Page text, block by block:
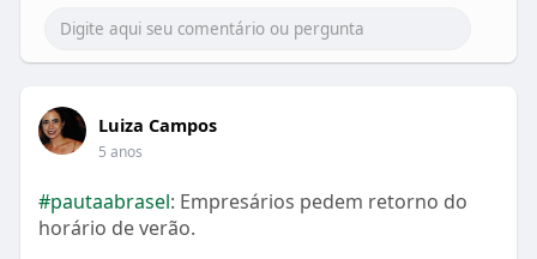
Luiza Campos
5 anos
#pautaabrasel: Empresários pedem retorno do
horário de verão.